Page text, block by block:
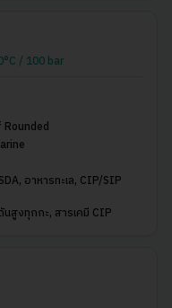
/ 100 bar
อาหารทะเล, CIP/SIP
สูงทุกกะ, สารเคมี CIP